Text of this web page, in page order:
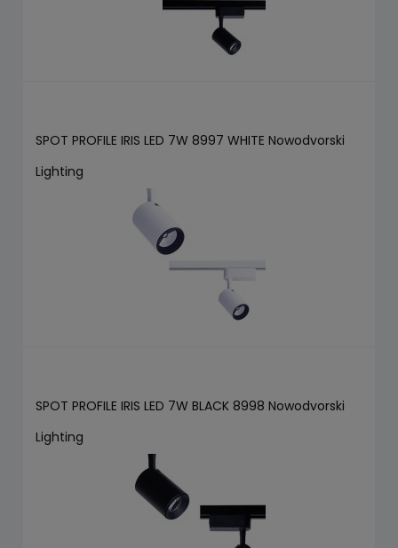
SPOT PROFILE IRIS LED 7W 8997 WHITE Nowodvorski
Lighting
SPOT PROFILE IRIS LED 7W BLACK 8998 Nowodvorski
Lighting